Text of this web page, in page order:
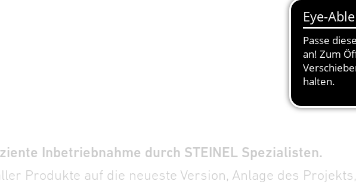
Inbetriebnahme durch STEINEL Spezialisten.
Produkte auf die neueste Version, Anlage des Projekts,